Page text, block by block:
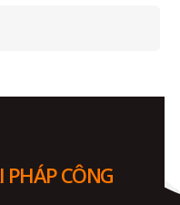
PHÁP CÔNG